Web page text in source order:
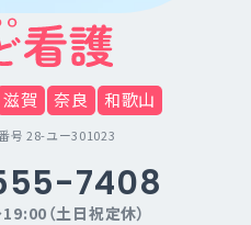
滋賀 奈良 和歌山
号 28-ユー301023
7408
（土日祝定休）